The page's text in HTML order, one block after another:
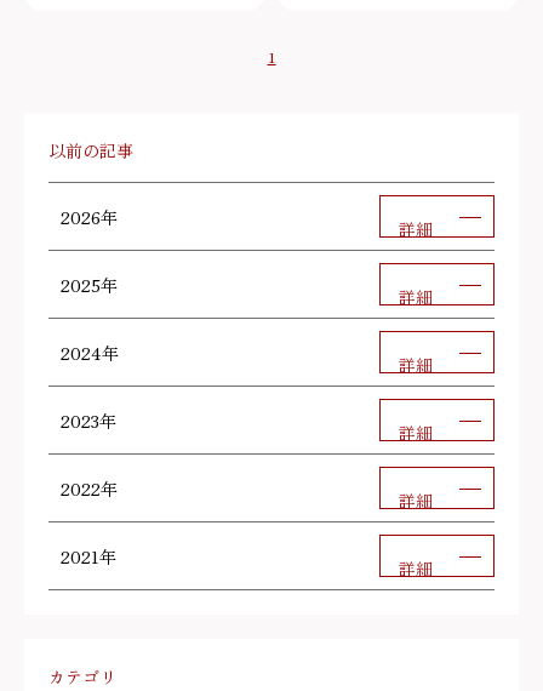
1
以前の記事
2026年 詳細
2025年 詳細
2024年 詳細
2023年 詳細
2022年 詳細
2021年 詳細
カテゴリ